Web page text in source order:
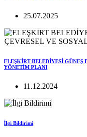
25.07.2025
ELEŞKİRT BELEDİYESİ GÜNEŞ
YÖNETİM PLANI
11.12.2024
İlgi Bildirimi